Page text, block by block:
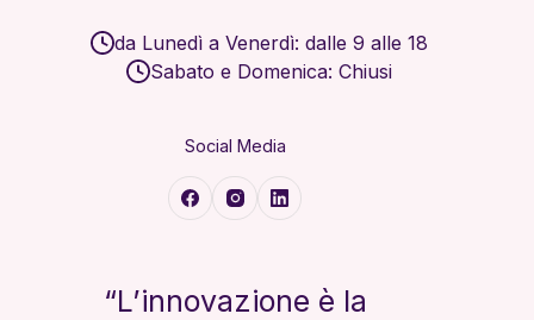
da Lunedì a Venerdì: dalle 9 alle 18
Sabato e Domenica: Chiusi
Social Media
“L’innovazione è la